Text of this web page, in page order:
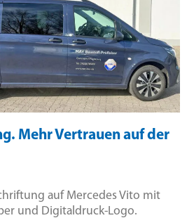
Mehr Vertrauen auf der
auf Mercedes Vito mit
und Digitaldruck-Logo.